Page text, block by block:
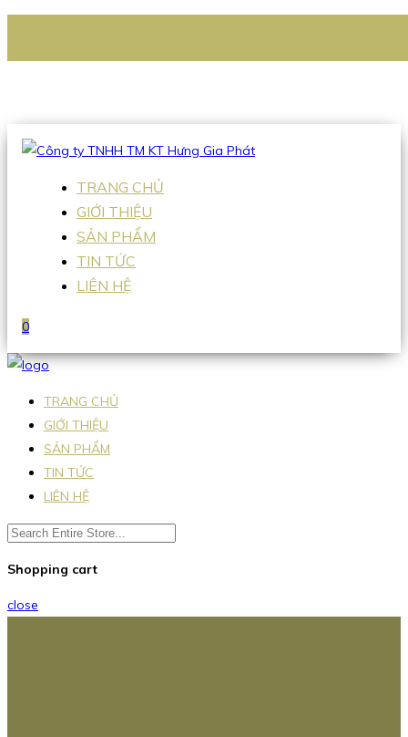
Hotline:0938 336 079
TRANG CHỦ
GIỚI THIỆU
SẢN PHẨM
TIN TỨC
LIÊN HỆ
0
TRANG CHỦ
GIỚI THIỆU
SẢN PHẨM
TIN TỨC
LIÊN HỆ
Shopping cart
close